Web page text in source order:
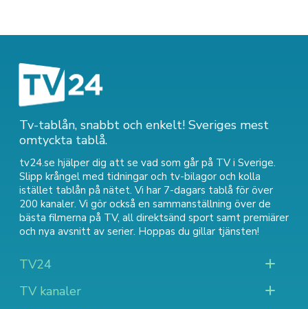
Tv-tablån, snabbt och enkelt! Sveriges mest
omtyckta tablå.
tv24.se hjälper dig att se vad som går på TV i Sverige.
Slipp krångel med tidningar och tv-bilagor och kolla
istället tablån på nätet. Vi har 7-dagars tablå för över
200 kanaler. Vi gör också en sammanställning över de
bästa filmerna på TV, all direktsänd sport samt premiärer
och nya avsnitt av serier. Hoppas du gillar tjänsten!
TV24
TV kanaler